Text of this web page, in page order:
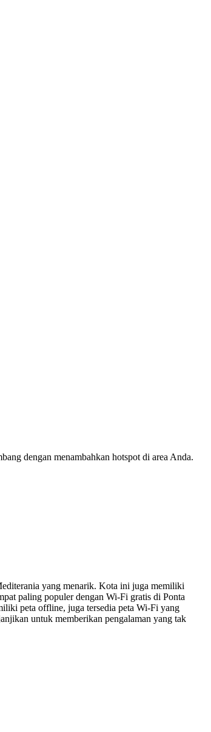
dengan menambahkan hotspot di area Anda.
yang menarik. Kota ini juga memiliki
paling populer dengan Wi-Fi gratis di Ponta
peta offline, juga tersedia peta Wi-Fi yang
untuk memberikan pengalaman yang tak